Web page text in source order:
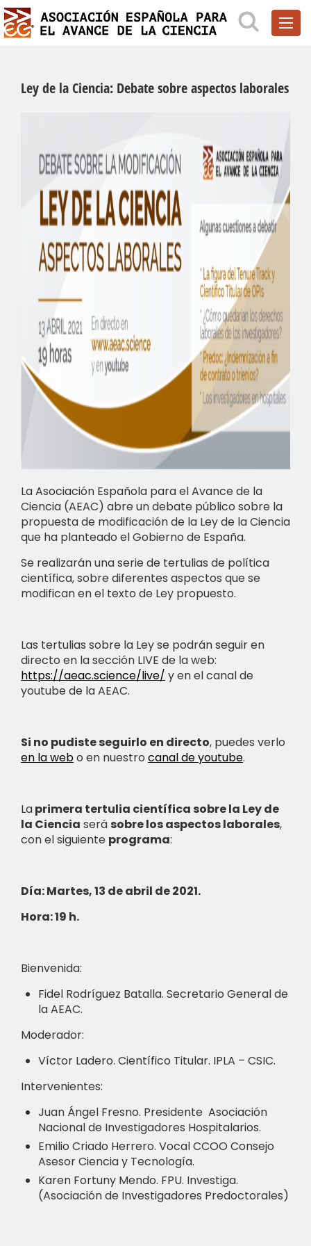
Ley de la Ciencia: Debate sobre aspectos laborales
La Asociación Española para el Avance de la
Ciencia (AEAC) abre un debate público sobre la
propuesta de modificación de la Ley de la Ciencia
que ha planteado el Gobierno de España.
Se realizarán una serie de tertulias de política
científica, sobre diferentes aspectos que se
modifican en el texto de Ley propuesto.
Las tertulias sobre la Ley se podrán seguir en
directo en la sección LIVE de la web:
https://aeac.science/live/ y en el canal de
youtube de la AEAC.
Si no pudiste seguirlo en directo, puedes verlo
en la webo en nuestro canal de youtube.
Laprimera tertulia científica sobre la Ley de
la Ciencia será sobre los aspectos laborales,
con el siguiente programa:
Día: Martes, 13 de abril de 2021.
Hora: 19 h.
Bienvenida:
Fidel Rodríguez Batalla. Secretario General de
la AEAC.
Moderador:
Víctor Ladero. Científico Titular. IPLA – CSIC.
Intervenientes:
Juan Ángel Fresno. Presidente Asociación
Nacional de Investigadores Hospitalarios.
Emilio Criado Herrero. Vocal CCOO Consejo
Asesor Ciencia y Tecnología.
Karen Fortuny Mendo. FPU. Investiga.
(Asociación de Investigadores Predoctorales)